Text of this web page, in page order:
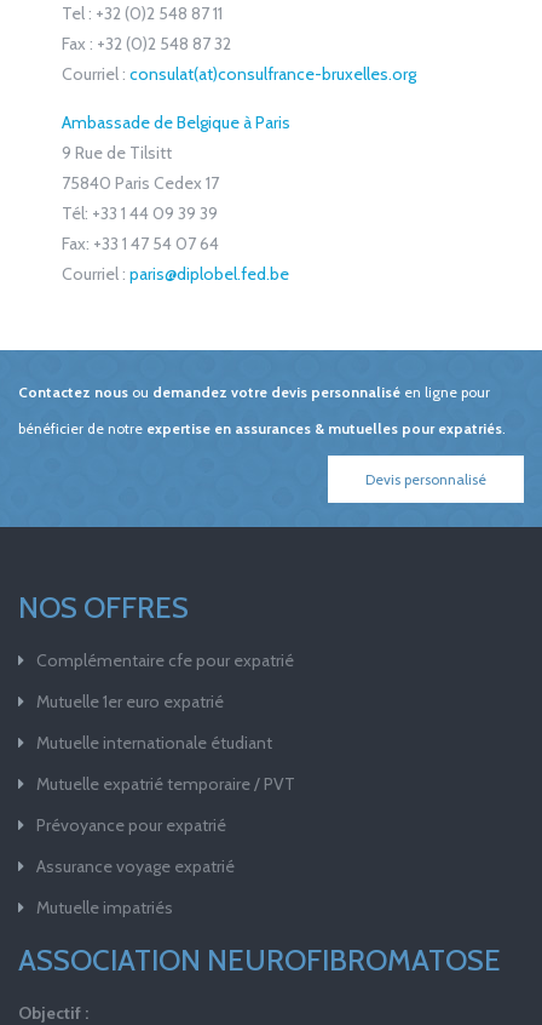
Tel : +32 (0)2 548 87 11
Fax : +32 (0)2 548 87 32
Courriel : consulat(at)consulfrance-bruxelles.org
Ambassade de Belgique à Paris
9 Rue de Tilsitt
75840 Paris Cedex 17
Tél: +33 1 44 09 39 39
Fax: +33 1 47 54 07 64
Courriel : paris@diplobel.fed.be
Contactez nous ou demandez votre devis personnalisé en ligne pour
bénéficier de notre expertise en assurances & mutuelles pour expatriés
Devis personnalisé
NOS OFFRES
Complémentaire cfe pour expatrié
Mutuelle 1er euro expatrié
Mutuelle internationale étudiant
Mutuelle expatrié temporaire / PVT
Prévoyance pour expatrié
Assurance voyage expatrié
Mutuelle impatriés
ASSOCIATION NEUROFIBROMATOSE
Objectif :